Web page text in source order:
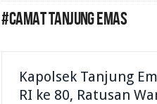
#CAMAT TANJUNG EMAS
Kapolsek Tanjung
RI ke 80, Ratusan